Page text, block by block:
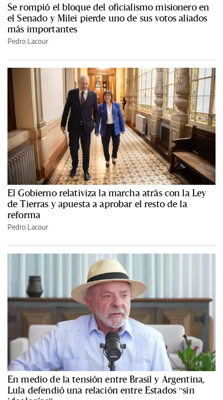
Se rompió el bloque del oficialismo misionero en
el Senado y Milei pierde uno de sus votos aliados
más importantes
Pedro Lacour
El Gobierno relativiza la marcha atrás con la Ley
de Tierras y apuesta a aprobar el resto de la
reforma
Pedro Lacour
En medio de la tensión entre Brasil y Argentina,
Lula defendió una relación entre Estados “sin